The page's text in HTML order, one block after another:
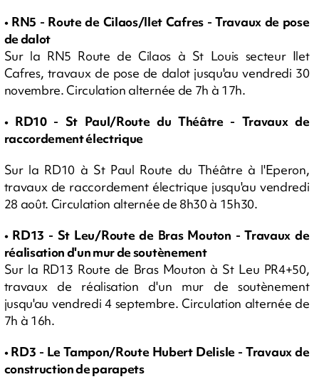
• RN5 - Route de Cilaos/Ilet Cafres - Travaux de pose
de dalot
Sur la RN5 Route de Cilaos à St Louis secteur Ilet
Cafres, travaux de pose de dalot jusqu'au vendredi 30
novembre. Circulation alternée de 7h à 17h.
• RD10 - St Paul/Route du Théâtre - Travaux de
raccordement électrique
Sur la RD10 à St Paul Route du Théâtre à l'Eperon,
travaux de raccordement électrique jusqu'au vendredi
28 août. Circulation alternée de 8h30 à 15h30.
• RD13 - St Leu/Route de Bras Mouton - Travaux de
réalisation d'un mur de soutènement
Sur la RD13 Route de Bras Mouton à St Leu PR4+50,
travaux de réalisation d'un mur de soutènement
jusqu'au vendredi 4 septembre. Circulation alternée de
7h à 16h.
• RD3 - Le Tampon/Route Hubert Delisle - Travaux de
construction de parapets